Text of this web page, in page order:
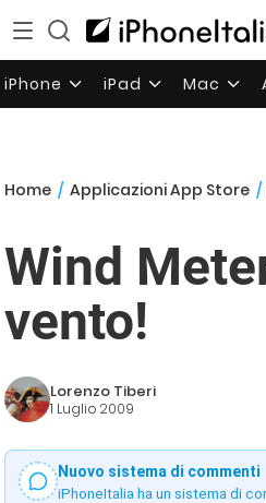
iPhone iPad Mac
Home / Applicazioni App Store /
Wind
vento!
Lorenzo Tiberi
1 Luglio 2009
Nuovo sistema di commenti
iPhoneItalia ha un sistema di